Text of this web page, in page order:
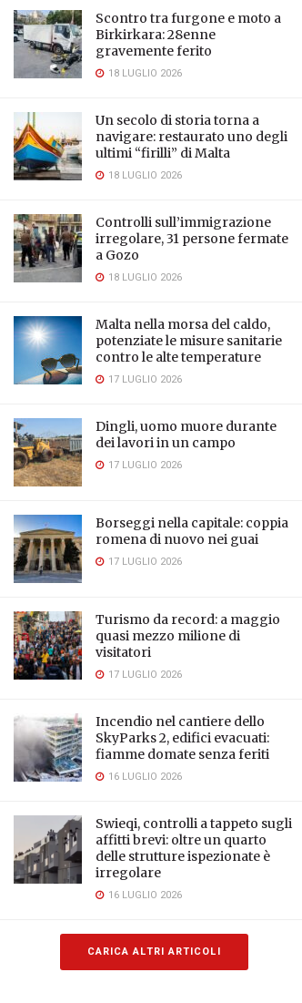
Scontro tra furgone e moto a
Birkirkara: 28enne
gravemente ferito
18 LUGLIO 2026
Un secolo di storia torna a
navigare: restaurato uno degli
ultimi “firilli” di Malta
18 LUGLIO 2026
Controlli sull’immigrazione
irregolare, 31 persone fermate
a Gozo
18 LUGLIO 2026
Malta nella morsa del caldo,
potenziate le misure sanitarie
contro le alte temperature
17 LUGLIO 2026
Dingli, uomo muore durante
dei lavori in un campo
17 LUGLIO 2026
Borseggi nella capitale: coppia
romena di nuovo nei guai
17 LUGLIO 2026
Turismo da record: a maggio
quasi mezzo milione di
visitatori
17 LUGLIO 2026
Incendio nel cantiere dello
SkyParks 2, edifici evacuati:
fiamme domate senza feriti
16 LUGLIO 2026
Swieqi, controlli a tappeto sugli
affitti brevi: oltre un quarto
delle strutture ispezionate è
irregolare
16 LUGLIO 2026
CARICA ALTRI ARTICOLI